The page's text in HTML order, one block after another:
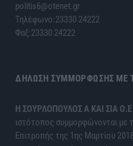
politis6@otenet.gr
Τηλέφωνο:23330 24222
Φαξ:23330 24222
ΔΉΛΩΣΗ ΣΥΜΜΌΡΦΩΣΗΣ ΜΕ
H ΣΟΥΡΛΟΠΟΥΛΟΣ Α ΚΑΙ ΣΙΑ Ο.Ε
ιστότοπος συμμορφώνονται με
Επιτροπής της 1ης Μαρτίου